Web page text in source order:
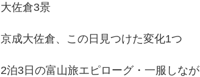
大佐倉3景
京成大佐倉、この日見つけた変化1つ
2泊3日の富山旅エピローグ・一服しなが